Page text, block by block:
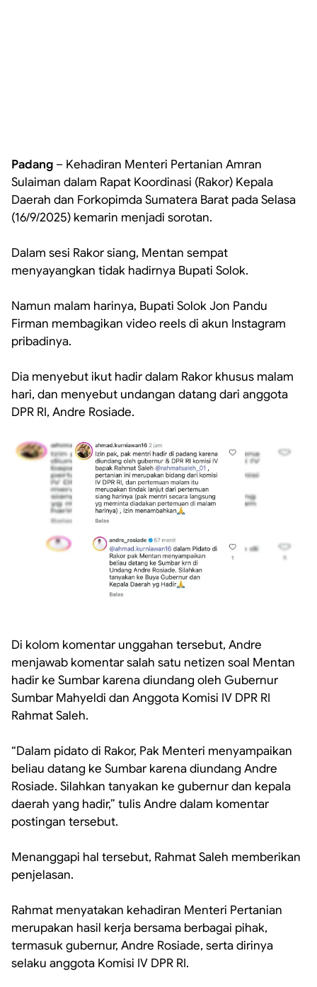
Padang – Kehadiran Menteri Pertanian Amran
Sulaiman dalam Rapat Koordinasi (Rakor) Kepala
Daerah dan Forkopimda Sumatera Barat pada Selasa
(16/9/2025) kemarin menjadi sorotan.
‎Dalam sesi Rakor siang, Mentan sempat
menyayangkan tidak hadirnya Bupati Solok.
‎Namun malam harinya, Bupati Solok Jon Pandu
Firman membagikan video reels di akun Instagram
pribadinya.
‎Dia menyebut ikut hadir dalam Rakor khusus malam
hari, dan menyebut undangan datang dari anggota
DPR RI, Andre Rosiade.
‎Di kolom komentar unggahan tersebut, Andre
menjawab komentar salah satu netizen soal Mentan
hadir ke Sumbar karena diundang oleh Gubernur
Sumbar Mahyeldi dan Anggota Komisi IV DPR RI
Rahmat Saleh.
‎“Dalam pidato di Rakor, Pak Menteri menyampaikan
beliau datang ke Sumbar karena diundang Andre
Rosiade. Silahkan tanyakan ke gubernur dan kepala
daerah yang hadir,” tulis Andre dalam komentar
postingan tersebut.
‎Menanggapi hal tersebut, Rahmat Saleh memberikan
penjelasan.
‎Rahmat menyatakan kehadiran Menteri Pertanian
merupakan hasil kerja bersama berbagai pihak,
termasuk gubernur, Andre Rosiade, serta dirinya
selaku anggota Komisi IV DPR RI.